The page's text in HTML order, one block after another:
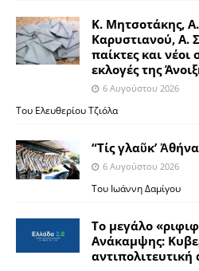
Κ. Μητσοτάκης,
Καρυστιανού, Α.
παίκτες και νέοι
εκλογές της
6 Αυγούστου 2026
Του Ελευθερίου Τζιόλα
“Τίς γλαῦκ’
6 Αυγούστου 2026
Του Ιωάννη Δαμίγου
Το μεγάλο
Ανάκαμψης: